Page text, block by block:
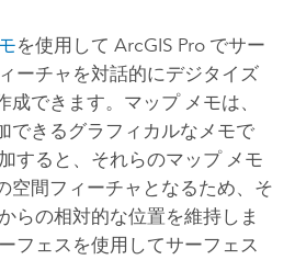
を使用して ArcGIS Proでサー
ーチャを対話的にデジタイズ
成できます。マップ メモは、
できるグラフィカルなメモで
すると、それらのマップ メモ
空間フィーチャとなるため、そ
らの相対的な位置を維持しま
フェスを使用してサーフェス